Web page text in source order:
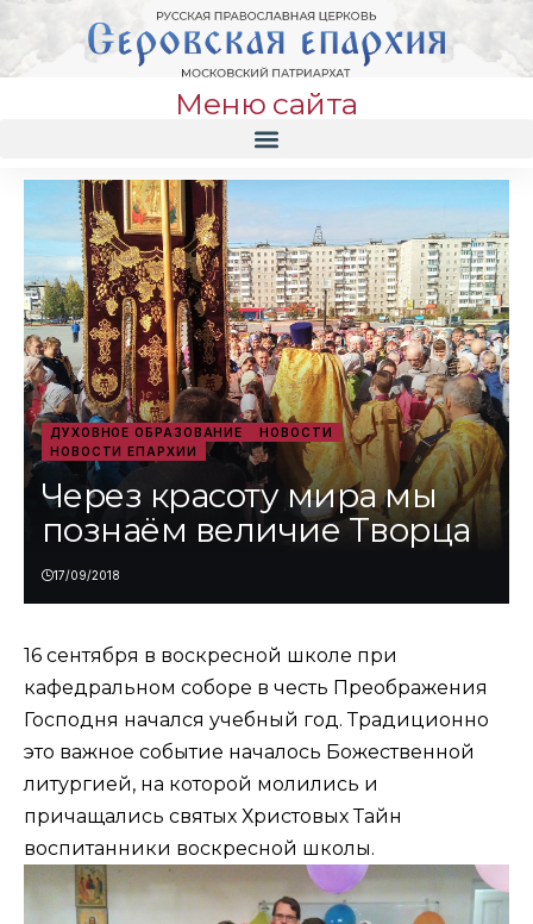
Меню сайта
ДУХОВНОЕ ОБРАЗОВАНИЕ
НОВОСТИ
НОВОСТИ ЕПАРХИИ
Через красоту мира мы
познаём величие Творца
17/09/2018
16 сентября в воскресной школе при
кафедральном соборе в честь Преображения
Господня начался учебный год. Традиционно
это важное событие началось Божественной
литургией, на которой молились и
причащались святых Христовых Тайн
воспитанники воскресной школы.